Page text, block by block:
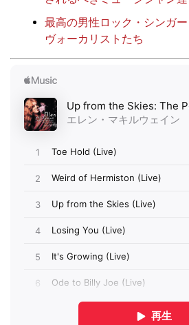
最高の男性ロック・シンガ
ヴォーカリストたち